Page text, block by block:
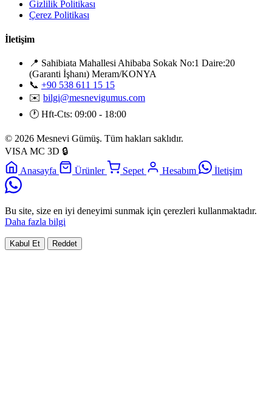
Gizlilik Politikası
Çerez Politikası
İletişim
📍 Sahibiata Mahallesi Ahibaba Sokak No:1 Daire:20
(Garanti İşhanı) Meram/KONYA
📞 +90 538 611 15 15
✉️ bilgi@mesnevigumus.com
🕐 Hft-Cts: 09:00 - 18:00
© 2026 Mesnevi Gümüş. Tüm hakları saklıdır.
VISA MC 3D 🔒
Anasayfa
Ürünler Sepet Hesabım İletişim
Bu site, size en iyi deneyimi sunmak için çerezleri kullanmaktadır.
Daha fazla bilgi
Kabul Et Reddet